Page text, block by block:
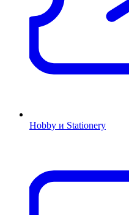
Hobby и Stationery